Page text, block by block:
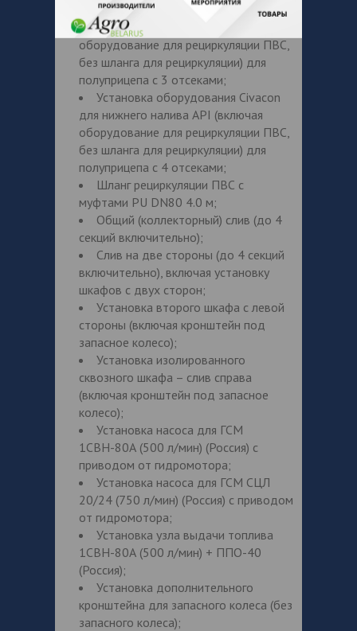
Установка оборудования Civacon
для нижнего налива API (включая
оборудование для рециркуляции ПВС,
без шланга для рециркуляции) для
полуприцепа с 3 отсеками;
Установка оборудования Civacon
для нижнего налива API (включая
оборудование для рециркуляции ПВС,
без шланга для рециркуляции) для
полуприцепа с 4 отсеками;
Шланг рециркуляции ПВС с
муфтами PU DN80 4.0 м;
Общий (коллекторный) слив (до 4
секций включительно);
Слив на две стороны (до 4 секций
включительно), включая установку
шкафов с двух сторон;
Установка второго шкафа с левой
стороны (включая кронштейн под
запасное колесо);
Установка изолированного
сквозного шкафа – слив справа
(включая кронштейн под запасное
колесо);
Установка насоса для ГСМ
1СВН-80А (500 л/мин) (Россия) с
приводом от гидромотора;
Установка насоса для ГСМ СЦЛ
20/24 (750 л/мин) (Россия) с приводом
от гидромотора;
Установка узла выдачи топлива
1СВН-80А (500 л/мин) + ППО-40
(Россия);
Установка дополнительного
кронштейна для запасного колеса (без
запасного колеса);